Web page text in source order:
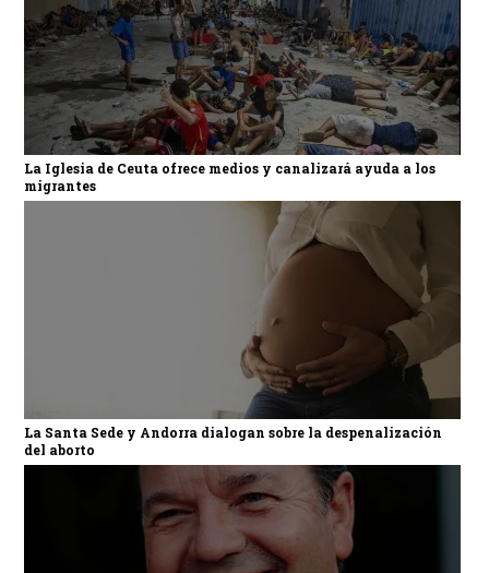
La Iglesia de Ceuta ofrece medios y canalizará ayuda a los
migrantes
La Santa Sede y Andorra dialogan sobre la despenalización
del aborto